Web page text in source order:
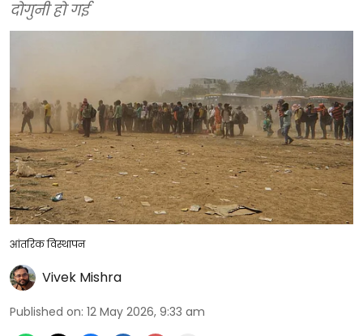
दोगुनी हो गई
आंतरिक विस्थापन
Vivek Mishra
Published on: 12 May 2026, 9:33 am